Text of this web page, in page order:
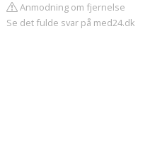
Anmodning om fjernelse
Se det fulde svar på med24.dk